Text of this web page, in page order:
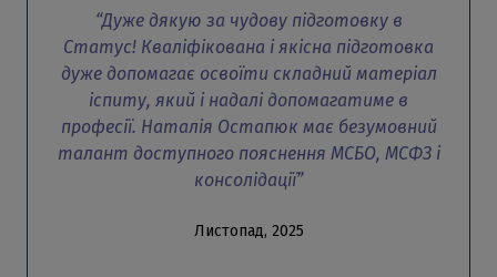
“Дуже дякую за чудову підготовку в
Статус! Кваліфікована і якісна підготовка
дуже допомагає освоїти складний матеріал
іспиту, який і надалі допомагатиме в
професії. Наталія Остапюк має безумовний
талант доступного пояснення МСБО, МСФЗ і
консолідації”
Листопад, 2025